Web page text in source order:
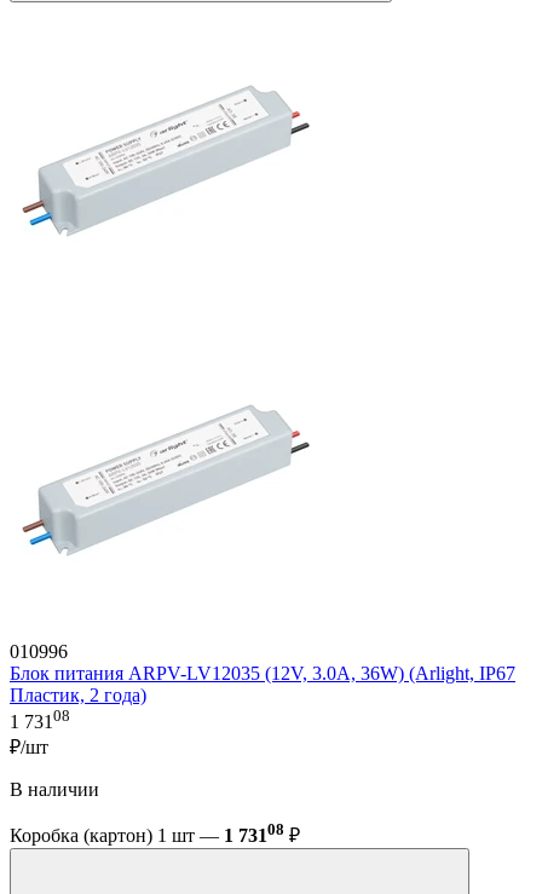
010996
Блок питания ARPV-LV12035 (12V, 3.0A, 36W) (Arlight, IP67
Пластик, 2 года)
1 731 08
₽/шт
В наличии
Коробка (картон) 1 шт — 1 73108 ₽